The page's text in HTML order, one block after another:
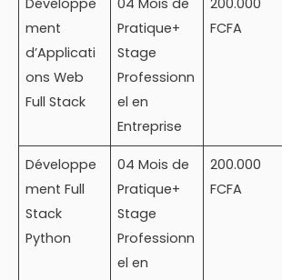
Développe
ment
d’Applicati
ons Web
Full Stack
04 Mois de
Pratique+
Stage
Professionn
el en
Entreprise
200.000
FCFA
Développe
ment Full
Stack
Python
04 Mois de
Pratique+
Stage
Professionn
el en
200.000
FCFA